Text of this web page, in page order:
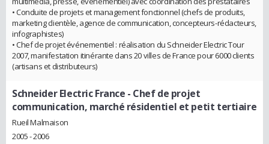
• Conduite de projets et management fonctionnel (chefs de produits,
marketing clientèle, agence de communication, concepteurs-rédacteurs,
infographistes)
• Chef de projet événementiel : réalisation du Schneider Electric Tour
2007, manifestation itinérante dans 20 villes de France pour 6000 clients
(artisans et distributeurs)
Schneider Electric France - Chef de projet
communication, marché résidentiel et petit tertiaire
Rueil Malmaison
2005 - 2006